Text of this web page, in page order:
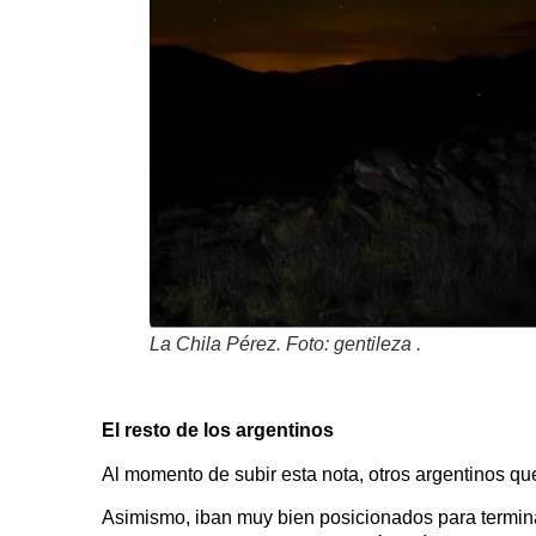
La Chila Pérez. Foto: gentileza .
El resto de los argentinos
Al momento de subir esta nota, otros argentinos
Asimismo, iban muy bien posicionados para